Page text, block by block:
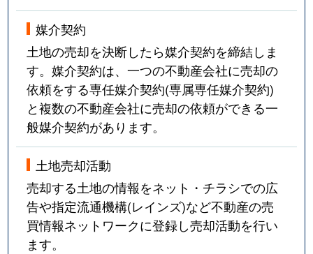
媒介契約
土地の売却を決断したら媒介契約を締結しま
す。媒介契約は、一つの不動産会社に売却の
依頼をする専任媒介契約(専属専任媒介契約)
と複数の不動産会社に売却の依頼ができる一
般媒介契約があります。
土地売却活動
売却する土地の情報をネット・チラシでの広
告や指定流通機構(レインズ)など不動産の売
買情報ネットワークに登録し売却活動を行い
ます。